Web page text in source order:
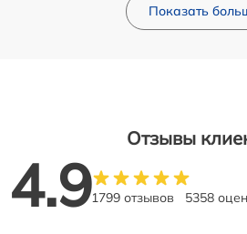
Показать
Отзывы
4.91799 отзывов 5358